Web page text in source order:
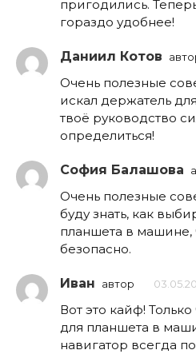
пригодились.
гораздо удобнее!
Даниил Котов
Очень полезные
искал держатель
твоё руководство
определиться!
София Балашова
Очень полезные
буду знать, как
планшета в машине,
безопасно.
Иван автор
Вот это кайф!
для планшета в
навигатор всегда